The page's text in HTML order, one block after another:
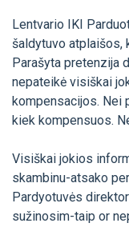
Lentvario IKI
šaldytuvo atplaišos,
Parašyta pretenzija
nepateikė visiškai
kompensacijos. Nei
kiek kompensuos.
Visiškai jokios
skambinu-atsako
Pardyotuvės
sužinosim-taip or